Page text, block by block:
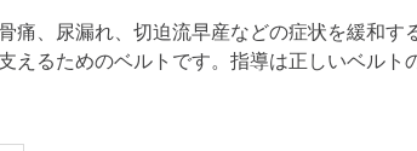
痛、尿漏れ、切迫流早産などの症状を緩和す
えるためのベルトです。指導は正しいベルト